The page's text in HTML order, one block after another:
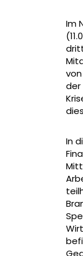
Im
der
In